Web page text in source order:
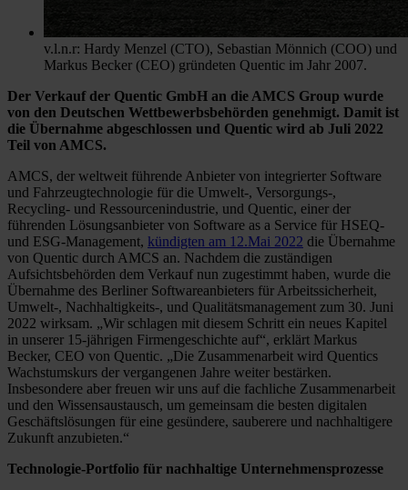
v.l.n.r: Hardy Menzel (CTO), Sebastian Mönnich (COO) und
Markus Becker (CEO) gründeten Quentic im Jahr 2007.
Der Verkauf der Quentic GmbH an die AMCS Group wurde
von den Deutschen Wettbewerbsbehörden genehmigt. Damit ist
die Übernahme abgeschlossen und Quentic wird ab Juli 2022
Teil von AMCS.
AMCS, der weltweit führende Anbieter von integrierter Software
und Fahrzeugtechnologie für die Umwelt-, Versorgungs-,
Recycling- und Ressourcenindustrie, und Quentic, einer der
führenden Lösungsanbieter von Software as a Service für HSEQ-
und ESG-Management, kündigten am 12.Mai 2022 die Übernahme
von Quentic durch AMCS an. Nachdem die zuständigen
Aufsichtsbehörden dem Verkauf nun zugestimmt haben, wurde die
Übernahme des Berliner Softwareanbieters für Arbeitssicherheit,
Umwelt-, Nachhaltigkeits-, und Qualitätsmanagement zum 30. Juni
2022 wirksam. „Wir schlagen mit diesem Schritt ein neues Kapitel
in unserer 15-jährigen Firmengeschichte auf“, erklärt Markus
Becker, CEO von Quentic. „Die Zusammenarbeit wird Quentics
Wachstumskurs der vergangenen Jahre weiter bestärken.
Insbesondere aber freuen wir uns auf die fachliche Zusammenarbeit
und den Wissensaustausch, um gemeinsam die besten digitalen
Geschäftslösungen für eine gesündere, sauberere und nachhaltigere
Zukunft anzubieten.“
Technologie-Portfolio für nachhaltige Unternehmensprozesse